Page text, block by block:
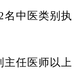
中医类别执
任医师以上